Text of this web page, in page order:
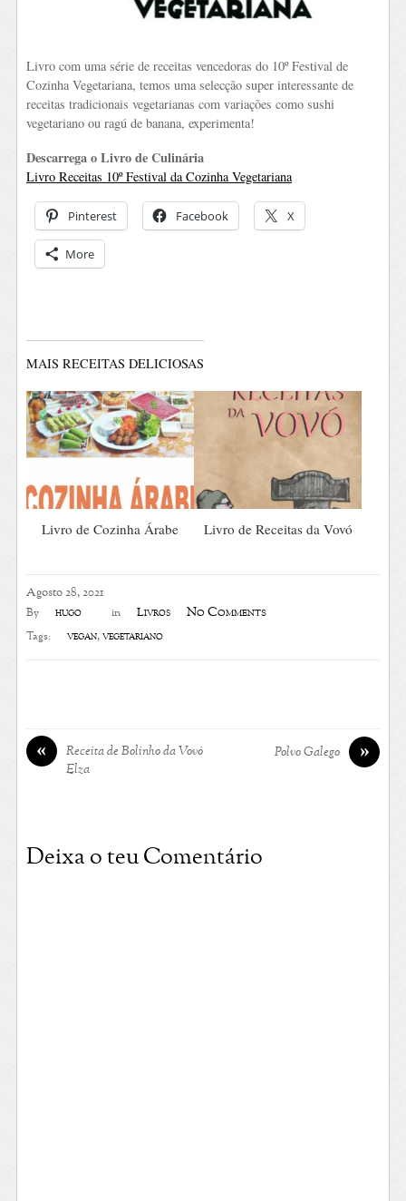
Agosto 28, 2021
By hugo in Livros No Comments
Tags: vegan,vegetariano
Livro com uma série de receitas vencedoras do 10º Festival de
Cozinha Vegetariana, temos uma selecção super interessante de
receitas tradicionais vegetarianas com variações como sushi
vegetariano ou ragú de banana, experimenta!
Descarrega o Livro de Culinária
Livro Receitas 10º Festival da Cozinha Vegetariana
Pinterest Facebook X
More
MAIS RECEITAS DELICIOSAS
Livro de Cozinha Árabe Livro de Receitas da Vovó
«
Receita de Bolinho da Vovó
Elza
»
Polvo Galego
Deixa o teu Comentário